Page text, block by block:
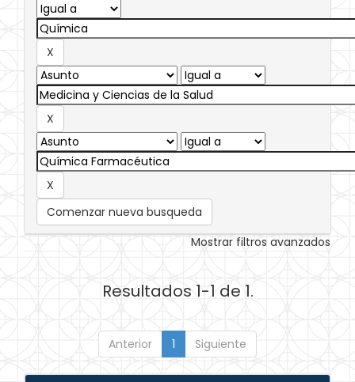
Comenzar nueva busqueda
Mostrar filtros avanzados
Resultados 1-1 de 1.
Anterior 1 Siguiente